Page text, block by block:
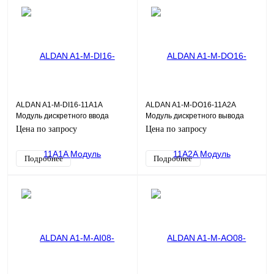
ALDAN A1-M-DI16-11A1A
Модуль дискретного ввода
DI16DF 16xСК=24В (2имп.)
Цена по запросу
Подробнее
ALDAN A1-M-DO16-11A2A
Модуль дискретного вывода
DO16D 16x=24В, 0,5А 16хDO
Цена по запросу
Подробнее